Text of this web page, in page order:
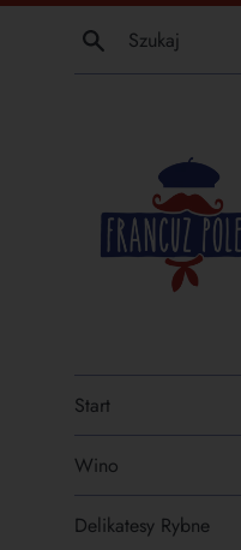
Przejdź
Szukaj
Start
Wino
Delikatesy Rybne